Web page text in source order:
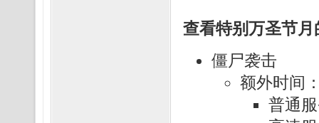
查看特别万圣节月
僵尸袭击
额外时间
普通服